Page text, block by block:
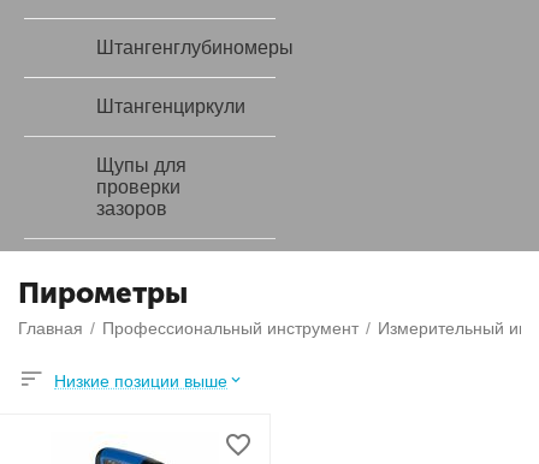
Штангенглубиномеры
Штангенциркули
Щупы для
проверки
зазоров
Пирометры
Главная / Профессиональный инструмент / Измерительный
Низкие позиции выше